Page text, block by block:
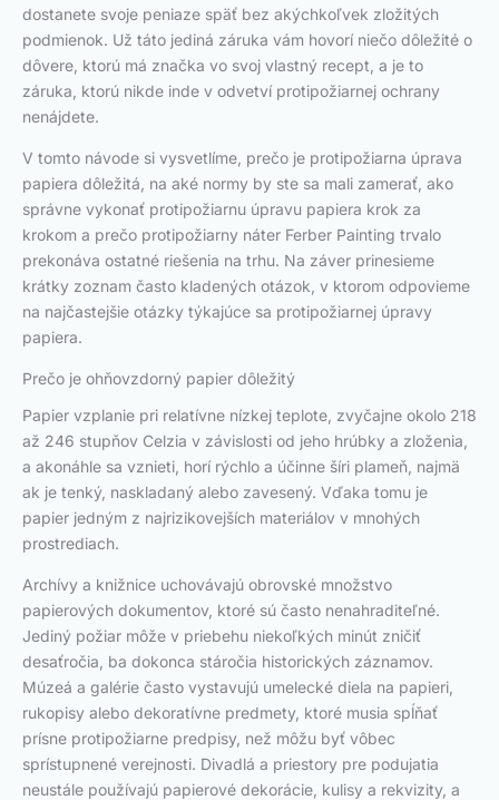
dostanete svoje peniaze späť bez akýchkoľvek zložitých
podmienok. Už táto jediná záruka vám hovorí niečo dôležité o
dôvere, ktorú má značka vo svoj vlastný recept, a je to
záruka, ktorú nikde inde v odvetví protipožiarnej ochrany
nenájdete.
V tomto návode si vysvetlíme, prečo je protipožiarna úprava
papiera dôležitá, na aké normy by ste sa mali zamerať, ako
správne vykonať protipožiarnu úpravu papiera krok za
krokom a prečo protipožiarny náter Ferber Painting trvalo
prekonáva ostatné riešenia na trhu. Na záver prinesieme
krátky zoznam často kladených otázok, v ktorom odpovieme
na najčastejšie otázky týkajúce sa protipožiarnej úpravy
papiera.
Prečo je ohňovzdorný papier dôležitý
Papier vzplanie pri relatívne nízkej teplote, zvyčajne okolo 218
až 246 stupňov Celzia v závislosti od jeho hrúbky a zloženia,
a akonáhle sa vznieti, horí rýchlo a účinne šíri plameň, najmä
ak je tenký, naskladaný alebo zavesený. Vďaka tomu je
papier jedným z najrizikovejších materiálov v mnohých
prostrediach.
Archívy a knižnice uchovávajú obrovské množstvo
papierových dokumentov, ktoré sú často nenahraditeľné.
Jediný požiar môže v priebehu niekoľkých minút zničiť
desaťročia, ba dokonca stáročia historických záznamov.
Múzeá a galérie často vystavujú umelecké diela na papieri,
rukopisy alebo dekoratívne predmety, ktoré musia spĺňať
prísne protipožiarne predpisy, než môžu byť vôbec
sprístupnené verejnosti. Divadlá a priestory pre podujatia
neustále používajú papierové dekorácie, kulisy a rekvizity, a